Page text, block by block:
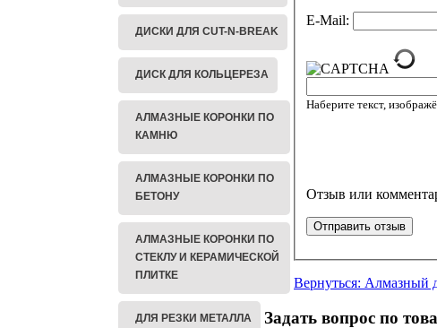
ДИСКИ ДЛЯ CUT-N-BREAK
ДИСК ДЛЯ КОЛЬЦЕРЕЗА
АЛМАЗНЫЕ КОРОНКИ ПО
КАМНЮ
АЛМАЗНЫЕ КОРОНКИ ПО
БЕТОНУ
АЛМАЗНЫЕ КОРОНКИ ПО
СТЕКЛУ И КЕРАМИЧЕСКОЙ
ПЛИТКЕ
ДЛЯ РЕЗКИ МЕТАЛЛА
E-Mail:
Наберите текст,
Отзыв или
Вернуться: Алмазный
Задать вопрос по